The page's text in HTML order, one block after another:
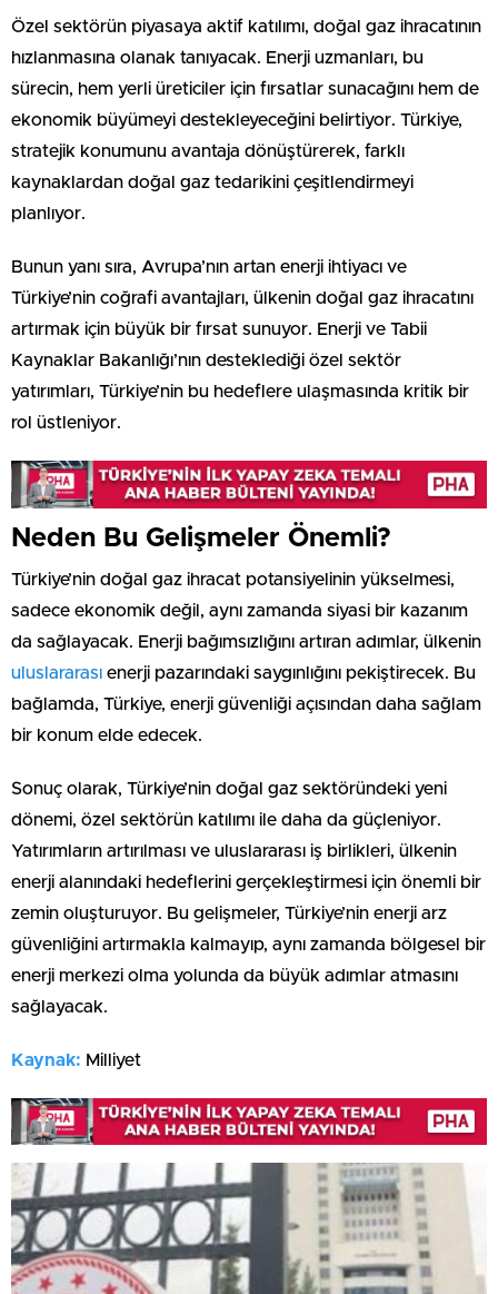
Özel sektörün piyasaya aktif katılımı, doğal gaz ihracatının
hızlanmasına olanak tanıyacak. Enerji uzmanları, bu
sürecin, hem yerli üreticiler için fırsatlar sunacağını hem de
ekonomik büyümeyi destekleyeceğini belirtiyor. Türkiye,
stratejik konumunu avantaja dönüştürerek, farklı
kaynaklardan doğal gaz tedarikini çeşitlendirmeyi
planlıyor.
Bunun yanı sıra, Avrupa’nın artan enerji ihtiyacı ve
Türkiye’nin coğrafi avantajları, ülkenin doğal gaz ihracatını
artırmak için büyük bir fırsat sunuyor. Enerji ve Tabii
Kaynaklar Bakanlığı’nın desteklediği özel sektör
yatırımları, Türkiye’nin bu hedeflere ulaşmasında kritik bir
rol üstleniyor.
Neden Bu Gelişmeler Önemli?
Türkiye’nin doğal gaz ihracat potansiyelinin yükselmesi,
sadece ekonomik değil, aynı zamanda siyasi bir kazanım
da sağlayacak. Enerji bağımsızlığını artıran adımlar, ülkenin
uluslararası enerji pazarındaki saygınlığını pekiştirecek. Bu
bağlamda, Türkiye, enerji güvenliği açısından daha sağlam
bir konum elde edecek.
Sonuç olarak, Türkiye’nin doğal gaz sektöründeki yeni
dönemi, özel sektörün katılımı ile daha da güçleniyor.
Yatırımların artırılması ve uluslararası iş birlikleri, ülkenin
enerji alanındaki hedeflerini gerçekleştirmesi için önemli bir
zemin oluşturuyor. Bu gelişmeler, Türkiye’nin enerji arz
güvenliğini artırmakla kalmayıp, aynı zamanda bölgesel bir
enerji merkezi olma yolunda da büyük adımlar atmasını
sağlayacak.
Kaynak: Milliyet